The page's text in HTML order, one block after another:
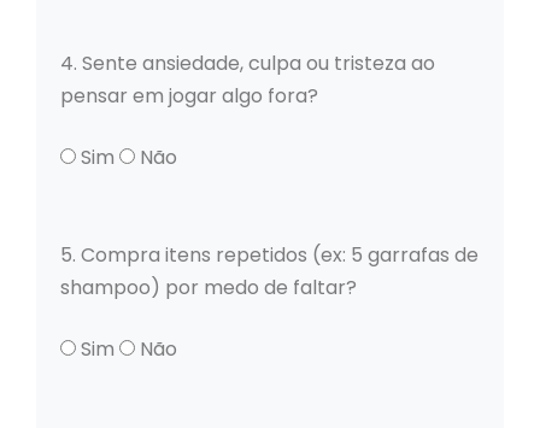
4. Sente ansiedade, culpa ou tristeza ao
pensar em jogar algo fora?
Sim Não
5. Compra itens repetidos (ex: 5 garrafas de
shampoo) por medo de faltar?
Sim Não